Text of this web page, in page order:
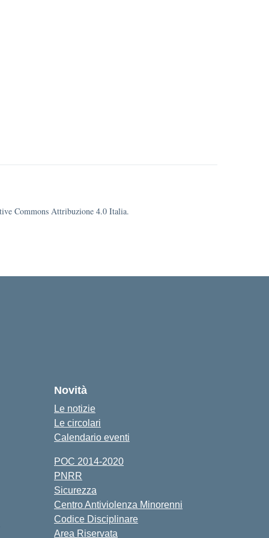
Commons Attribuzione 4.0 Italia.
Novità
Le notizie
Le circolari
Calendario eventi
POC 2014-2020
PNRR
Sicurezza
Centro Antiviolenza Minorenni
Codice Disciplinare
Area Riservata